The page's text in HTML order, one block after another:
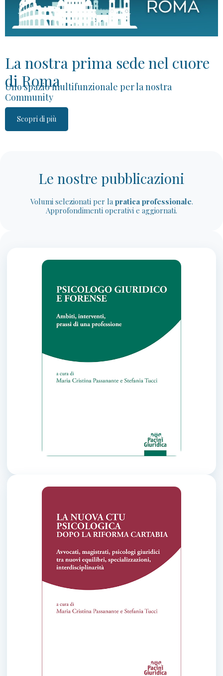
La nostra prima sede nel cuore
di Roma
Uno spazio multifunzionale per la nostra
Community
Scopri di più
Le nostre pubblicazioni
Volumi selezionati per lapratica professionale.
Approfondimenti operativi e aggiornati.